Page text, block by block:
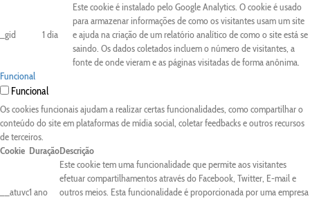
_gid 1 dia
Este cookie é instalado pelo Google Analytics. O cookie é usado
para armazenar informações de como os visitantes usam um site
e ajuda na criação de um relatório analítico de como o site está se
saindo. Os dados coletados incluem o número de visitantes, a
fonte de onde vieram e as páginas visitadas de forma anônima.
Funcional
Funcional
Os cookies funcionais ajudam a realizar certas funcionalidades, como compartilhar o
conteúdo do site em plataformas de mídia social, coletar feedbacks e outros recursos
de terceiros.
Cookie DuraçãoDescrição
__atuvc1 ano
Este cookie tem uma funcionalidade que permite aos visitantes
efetuar compartilhamentos através do Facebook, Twitter, E-mail e
outros meios. Esta funcionalidade é proporcionada por uma empresa